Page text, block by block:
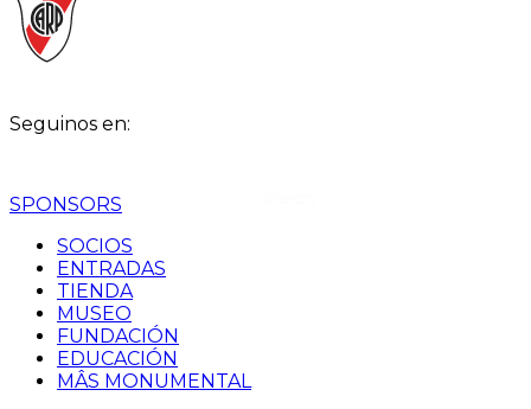
Seguinos en:
SPONSORS
SOCIOS
ENTRADAS
TIENDA
MUSEO
FUNDACIÓN
EDUCACIÓN
MÂS MONUMENTAL